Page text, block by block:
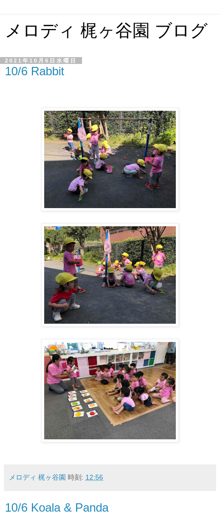
メロディ 梶ヶ谷園 ブログ
2021年10月6日水曜日
10/6 Rabbit
メロディ 梶ヶ谷園 時刻: 12:56
10/6 Koala & Panda